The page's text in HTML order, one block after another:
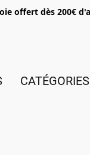
offert dès 200€
CATÉGORIES